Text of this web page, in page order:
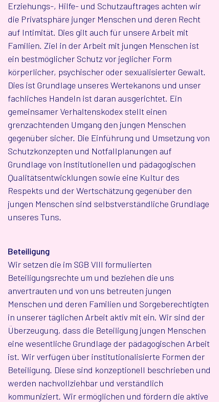
Erziehungs-, Hilfe- und Schutzauftrages achten wir
die Privatsphäre junger Menschen und deren Recht
auf Intimität. Dies gilt auch für unsere Arbeit mit
Familien. Ziel in der Arbeit mit jungen Menschen ist
ein bestmöglicher Schutz vor jeglicher Form
körperlicher, psychischer oder sexualisierter Gewalt.
Dies ist Grundlage unseres Wertekanons und unser
fachliches Handeln ist daran ausgerichtet. Ein
gemeinsamer Verhaltenskodex stellt einen
grenzachtenden Umgang den jungen Menschen
gegenüber sicher. Die Einführung und Umsetzung von
Schutzkonzepten und Notfallplanungen auf
Grundlage von institutionellen und pädagogischen
Qualitätsentwicklungen sowie eine Kultur des
Respekts und der Wertschätzung gegenüber den
jungen Menschen sind selbstverständliche Grundlage
unseres Tuns.
Beteiligung
Wir setzen die im SGB VIII formulierten
Beteiligungsrechte um und beziehen die uns
anvertrauten und von uns betreuten jungen
Menschen und deren Familien und Sorgeberechtigten
in unserer täglichen Arbeit aktiv mit ein. Wir sind der
Überzeugung, dass die Beteiligung jungen Menschen
eine wesentliche Grundlage der pädagogischen Arbeit
ist. Wir verfügen über institutionalisierte Formen der
Beteiligung. Diese sind konzeptionell beschrieben und
werden nachvollziehbar und verständlich
kommuniziert. Wir ermöglichen und fördern die aktive